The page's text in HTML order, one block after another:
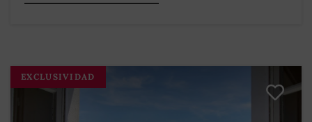
EXCLUSIVIDAD